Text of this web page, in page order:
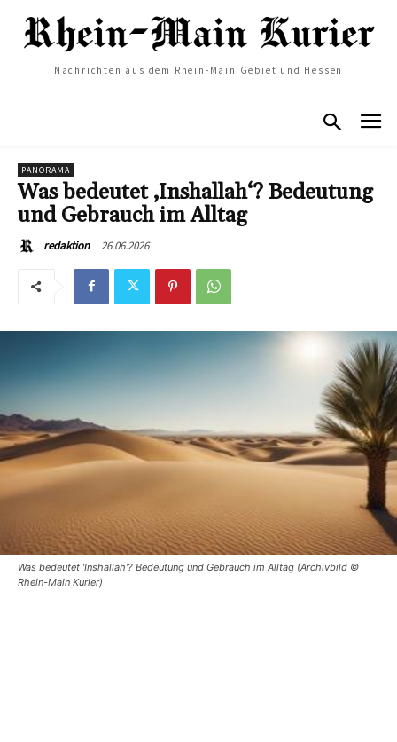
Nachrichten aus dem Rhein-Main Gebiet und Hessen
PANORAMA
Was bedeutet ‚Inshallah‘? Bedeutung
und Gebrauch im Alltag
redaktion 26.06.2026
Was bedeutet 'Inshallah'? Bedeutung und Gebrauch im Alltag (Archivbild ©
Rhein-Main Kurier)